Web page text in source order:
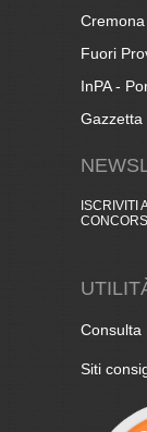
Fuori
InPA -
Gazzetta
ISCRIVITI
Consulta
Siti